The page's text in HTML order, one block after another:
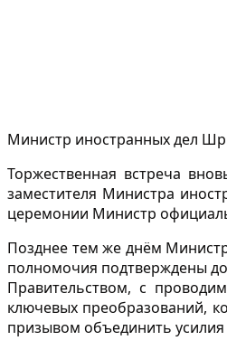
Министр иностранных дел
Торжественная встреча
заместителя Министра
церемонии Министр
Позднее тем же днём
полномочия подтверждены
Правительством, с
ключевых преобразований,
призывом объединить